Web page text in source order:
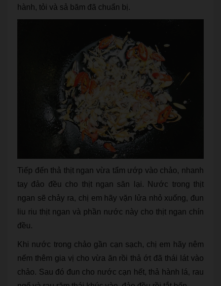
hành, tỏi và sả băm đã chuẩn bị.
Tiếp đến thả thịt ngan vừa tẩm ướp vào chảo, nhanh
tay đảo đều cho thịt ngan săn lại. Nước trong thịt
ngan sẽ chảy ra, chị em hãy vặn lửa nhỏ xuống, đun
liu riu thịt ngan và phần nước này cho thịt ngan chín
đều.
Khi nước trong chảo gần cạn sạch, chị em hãy nêm
nếm thêm gia vị cho vừa ăn rồi thả ớt đã thái lát vào
chảo. Sau đó đun cho nước cạn hết, thả hành lá, rau